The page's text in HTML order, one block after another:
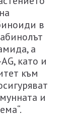
в
а
като и
към
и